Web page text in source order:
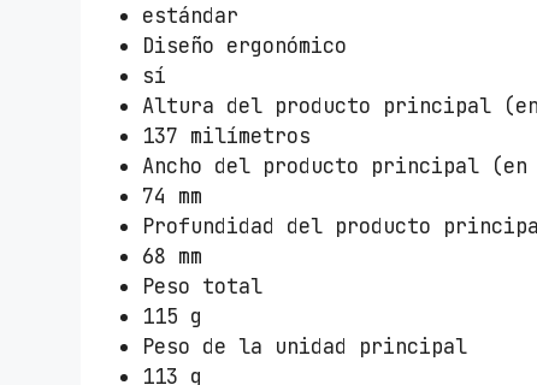
estándar
Diseño ergonómico
sí
Altura del producto principal (en
137 milímetros
Ancho del producto principal (en
74 mm
Profundidad del producto
68 mm
Peso total
115 g
Peso de la unidad principal
113 g